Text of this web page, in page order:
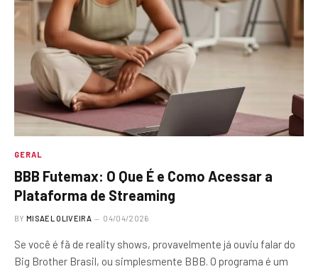
GERAL
BBB Futemax: O Que É e Como Acessar a
Plataforma de Streaming
BY MISAEL OLIVEIRA 04/04/2026
Se você é fã de reality shows, provavelmente já ouviu falar do
Big Brother Brasil, ou simplesmente BBB. O programa é um